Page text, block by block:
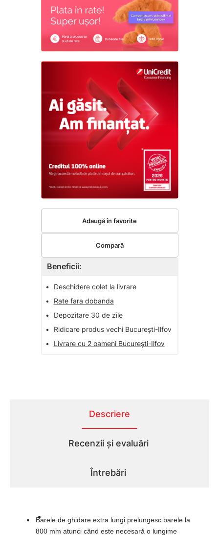
Beneficii:
•
Deschidere colet la livrare
•
Rate fara dobanda
•
Depozitare 30 de zile
•
Ridicare produs vechi București-Ilfov
•
Livrare cu 2 oameni București-Ilfov
Adaugă în favorite
Compară
Descriere
Recenzii și evaluări
Întrebări
Barele de ghidare extra lungi prelungesc barele la
800 mm atunci când este necesară o lungime